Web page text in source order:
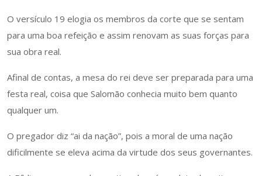
O versículo 19 elogia os membros da corte que se sentam
para uma boa refeição e assim renovam as suas forças para
sua obra real.
Afinal de contas, a mesa do rei deve ser preparada para uma
festa real, coisa que Salomão conhecia muito bem quanto
qualquer um.
O pregador diz “ai da nação”, pois a moral de uma nação
dificilmente se eleva acima da virtude dos seus governantes.